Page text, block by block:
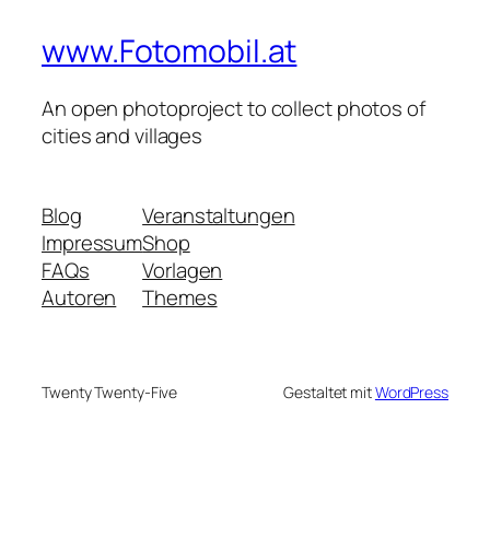
www.Fotomobil.at
An open photoproject to collect photos of
cities and villages
Blog
Impressum
FAQs
Autoren
Veranstaltungen
Shop
Vorlagen
Themes
Twenty Twenty-Five Gestaltet mitWordPress